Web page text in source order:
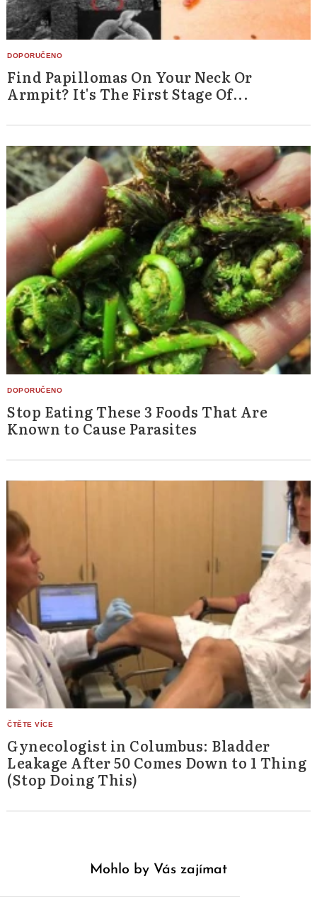
Find Papillomas On Your Neck Or
Armpit? It's The First Stage Of...
Stop Eating These 3 Foods That Are
Known to Cause Parasites
Gynecologist in Columbus: Bladder
Leakage After 50 Comes Down to 1 Thing
(Stop Doing This)
Mohlo by Vás zajímat